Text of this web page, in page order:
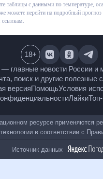
свой отдых, изучите таблицы
скорости ветра и давлению.
прогноз для каждого из дней
— главные новости
почта, поиск и другие
версияПомощьУсловия
Все проекты
18+
ресурсе
технологии в